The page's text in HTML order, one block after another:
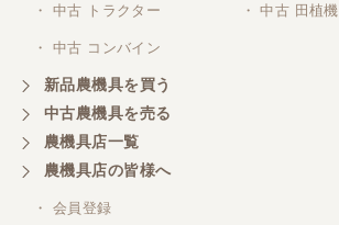
・ 中古 トラクター ・ 中古 田植機
・ 中古 コンバイン
新品農機具を買う
中古農機具を売る
農機具店一覧
農機具店の皆様へ
・ 会員登録